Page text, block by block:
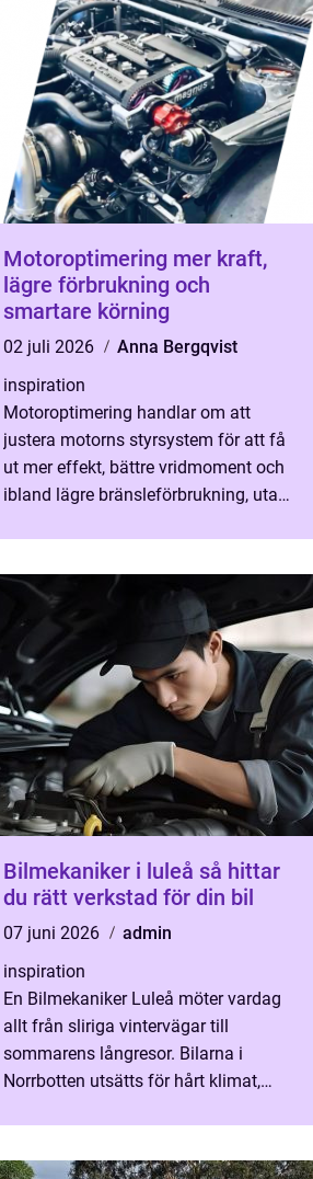
Motoroptimering mer kraft,
lägre förbrukning och
smartare körning
02 juli 2026
Anna Bergqvist
inspiration
Motoroptimering handlar om att
justera motorns styrsystem för att få
ut mer effekt, bättre vridmoment och
ibland lägre bränsleförbrukning, utan
Bilmekaniker i luleå så hittar
du rätt verkstad för din bil
07 juni 2026
admin
inspiration
En Bilmekaniker Luleå möter vardag
allt från sliriga vintervägar till
sommarens långresor. Bilarna i
Norrbotten utsätts för hårt klimat,
avstånd mella...